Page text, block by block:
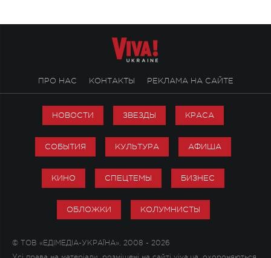
ПРО НАС КОНТАКТЫ РЕКЛАМА НА САЙТЕ
НОВОСТИ ЗВЕЗДЫ КРАСА
СОБЫТИЯ КУЛЬТУРА АФИША
КИНО СПЕЦТЕМЫ БИЗНЕС
ОБЛОЖКИ КОЛУМНИСТЫ
© ТОВ «ЕДІМЕДІА-УКРАЇНА», 2008 - 2026